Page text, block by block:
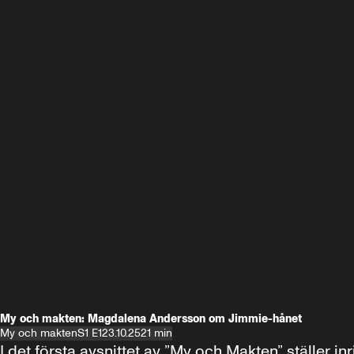
My och makten: Magdalena Andersson om Jimmie-hånet
My och maktenS1 E123.10.2521 min